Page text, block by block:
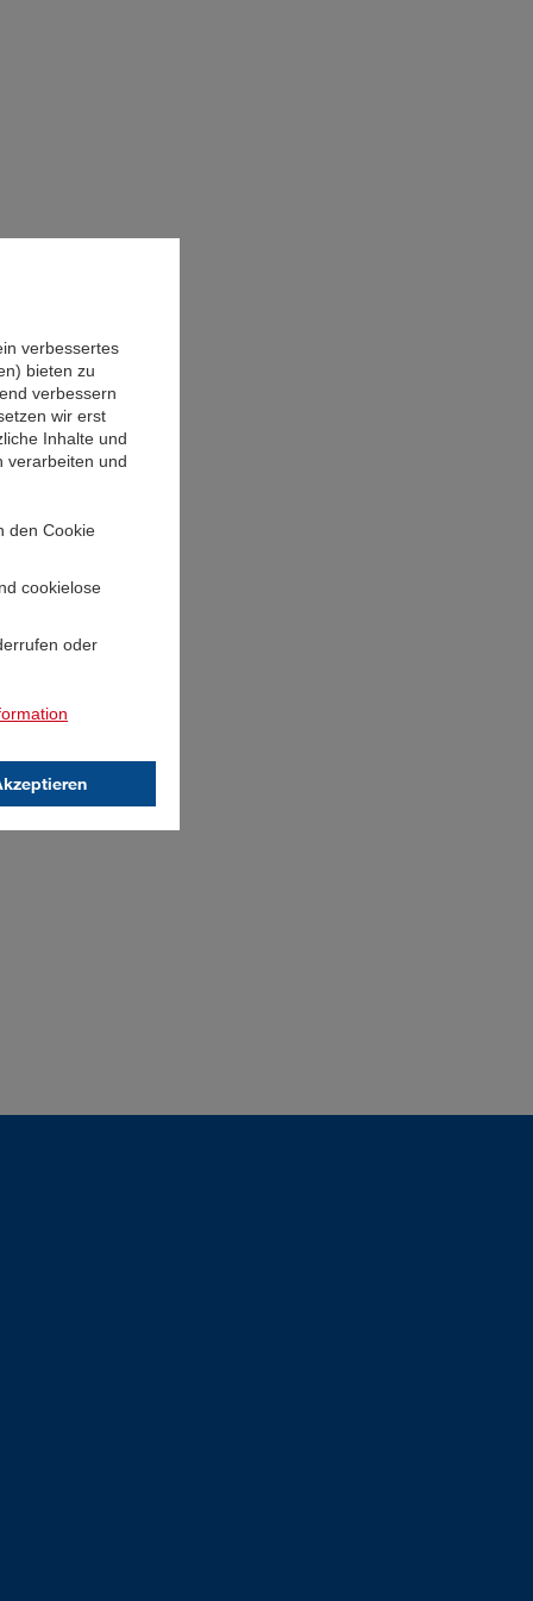
verbessertes
bieten zu
verbessern
wir erst
Inhalte und
verarbeiten und
den Cookie
cookielose
oder